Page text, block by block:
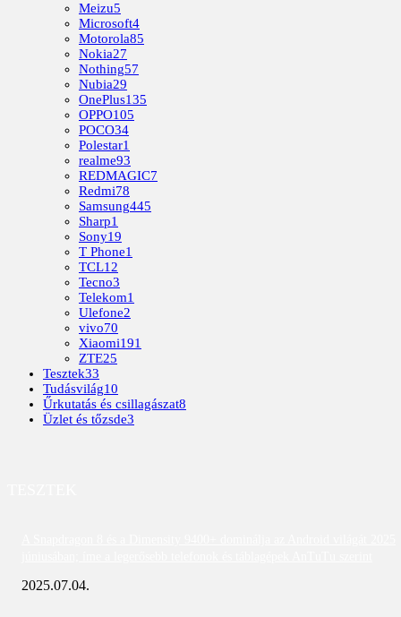
Meizu5
Microsoft4
Motorola85
Nokia27
Nothing57
Nubia29
OnePlus135
OPPO105
POCO34
Polestar1
realme93
REDMAGIC7
Redmi78
Samsung445
Sharp1
Sony19
T Phone1
TCL12
Tecno3
Telekom1
Ulefone2
vivo70
Xiaomi191
ZTE25
Tesztek33
Tudásvilág10
Űrkutatás és csillagászat8
Üzlet és tőzsde3
2025.07.04.